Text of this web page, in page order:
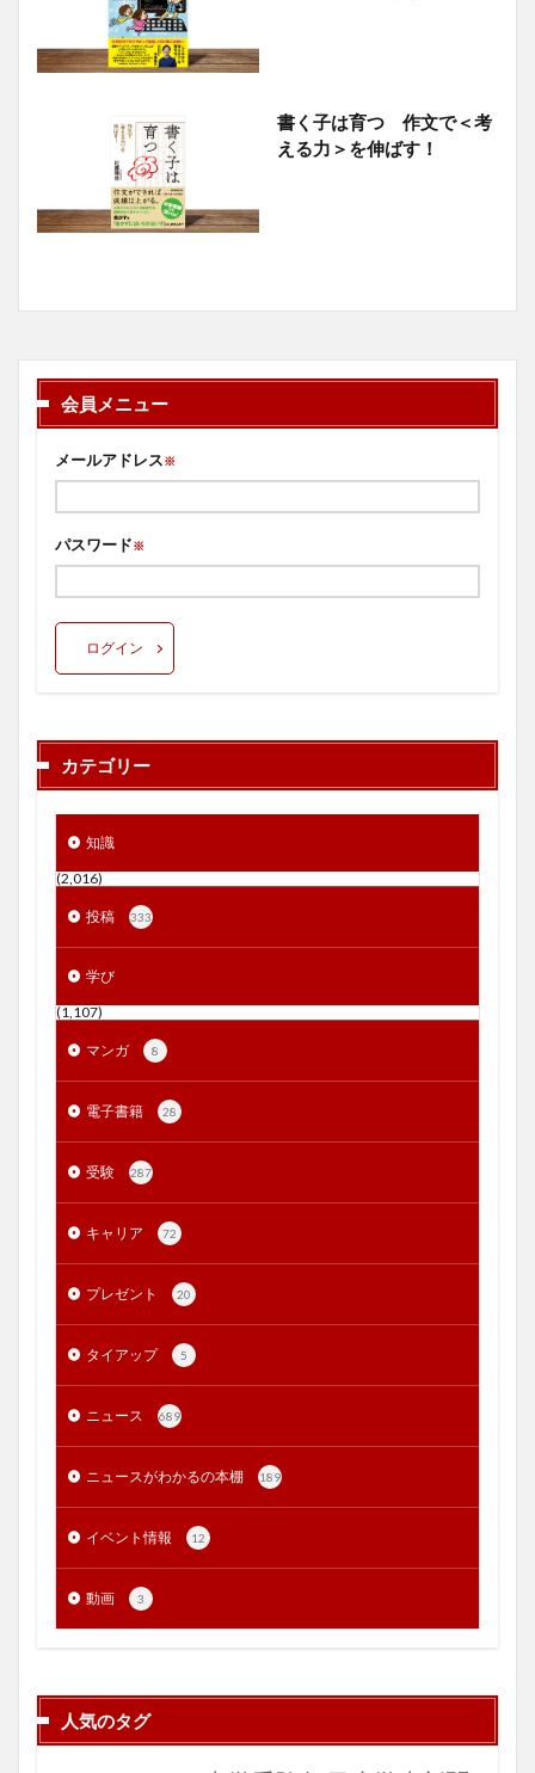
書く子は育つ 作文で＜考
える力＞を伸ばす！
会員メニュー
メールアドレス※
パスワード※
ログイン
カテゴリー
知識
(2,016)
投稿 333
学び
(1,107)
マンガ 8
電子書籍 28
受験 287
キャリア 72
プレゼント 20
タイアップ 5
ニュース 689
ニュースがわかるの本棚 189
イベント情報 12
動画 3
人気のタグ